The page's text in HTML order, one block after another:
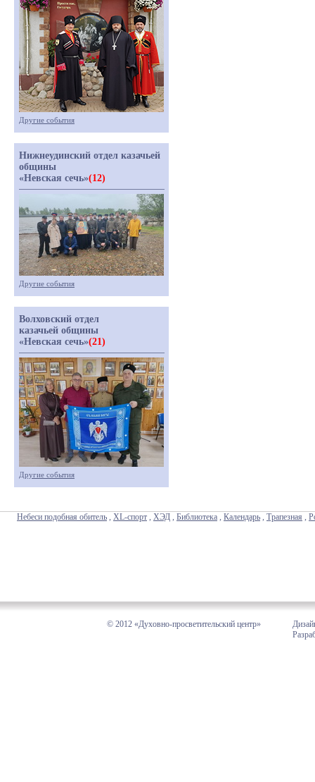
Другие события
Нижнеудинский отдел казачьей
общины
«Невская сечь»(12)
Другие события
Волховский отдел
казачьей общины
«Невская сечь»(21)
Другие события
Небеси подобная обитель , XL-спорт , ХЭД , Библиотека , Календарь , Трапезная ,
© 2012 «Духовно-просветительский центр»